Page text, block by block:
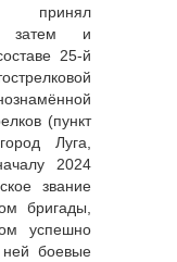
принял
затем и
25-й
(пункт
Луга,
2024
звание
бригады,
успешно
боевые